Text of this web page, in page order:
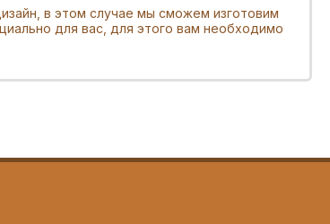
в этом случае мы сможем изготовим
для вас, для этого вам необходимо